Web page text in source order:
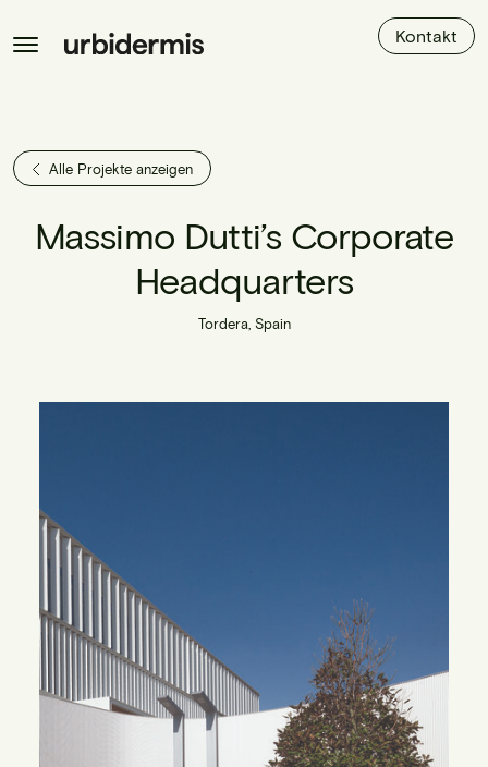
Kontakt
Alle Projekte anzeigen
Massimo Dutti’s Corporate
Headquarters
Tordera, Spain